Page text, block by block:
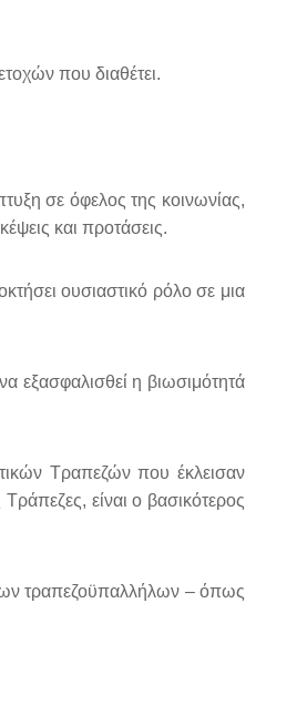
που διαθέτει.
σε όφελος της κοινωνίας,
και προτάσεις.
ουσιαστικό ρόλο σε μια
εξασφαλισθεί η βιωσιμότητά
Τραπεζών που έκλεισαν
είναι ο βασικότερος
των τραπεζοϋπαλλήλων – όπως